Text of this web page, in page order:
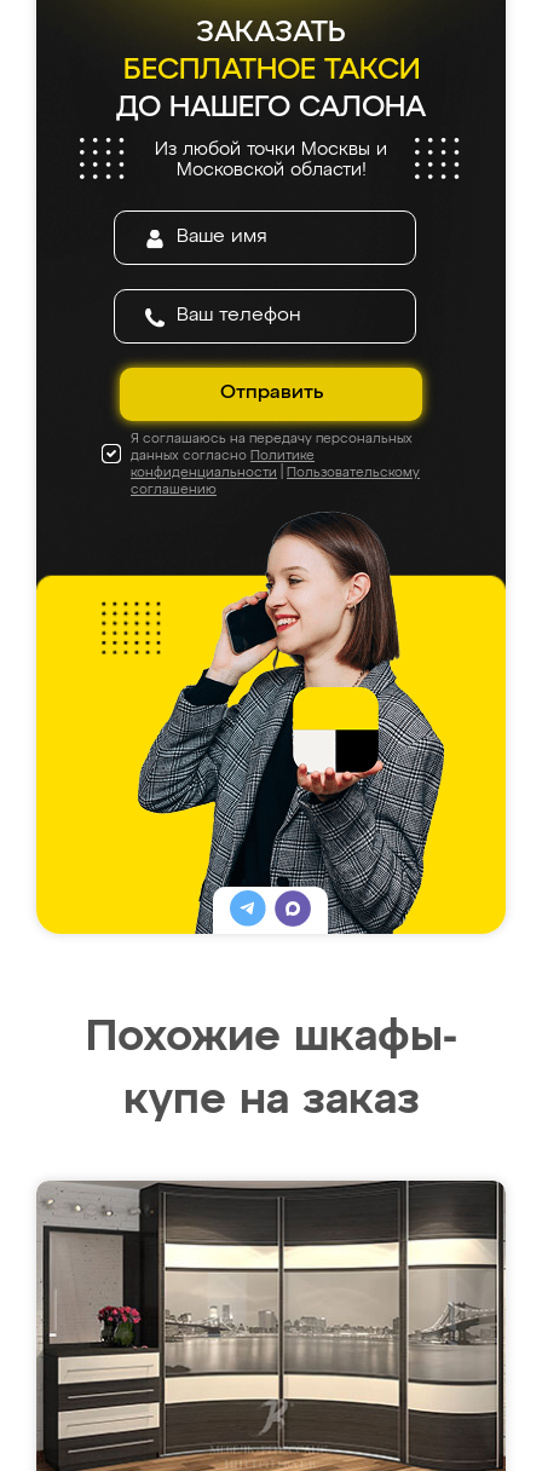
ЗАКАЗАТЬ
БЕСПЛАТНОЕ ТАКСИ
ДО НАШЕГО САЛОНА
Из любой точки Москвы и
Московской области!
Отправить
Я соглашаюсь на передачу персональных
данных согласно Политике
конфиденциальности
Пользовательскому
соглашению
Похожие шкафы-
купе на заказ